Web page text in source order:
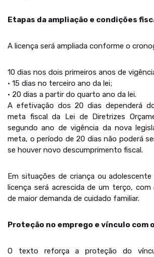
Etapas da ampliação e condições
A licença será ampliada conforme o
10 dias nos dois primeiros anos de
• 15 dias no terceiro ano da lei;
• 20 dias a partir do quarto ano da lei.
A efetivação dos 20 dias dependerá
meta fiscal da Lei de Diretrizes
segundo ano de vigência da nova
meta, o período de 20 dias não poderá
se houver novo descumprimento fiscal.
Em situações de criança ou
licença será acrescida de um terço,
de maior demanda de cuidado familiar.
Proteção no emprego e vínculo com
O texto reforça a proteção do